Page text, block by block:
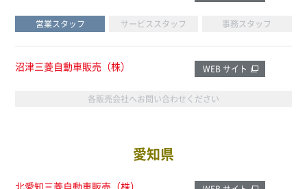
営業スタッフ サービススタッフ 事務スタッフ
沼津三菱自動車販売（株）
各販売会社へお問い合わせください
WEB サイト
愛知県
北愛知三菱自動車販売（株）